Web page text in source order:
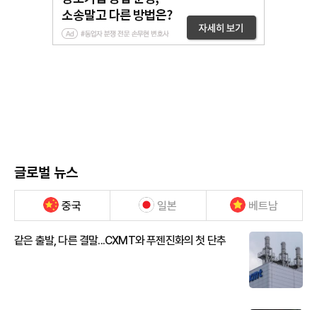
글로벌 뉴스
중국 일본 베트남
같은 출발, 다른 결말...CXMT와 푸젠진화의 첫 단추